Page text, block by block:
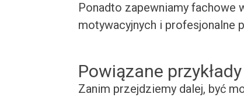
Ponadto zapewniamy
motywacyjnych i profesjonalne
Powiązane
Zanim przejdziemy dalej, być